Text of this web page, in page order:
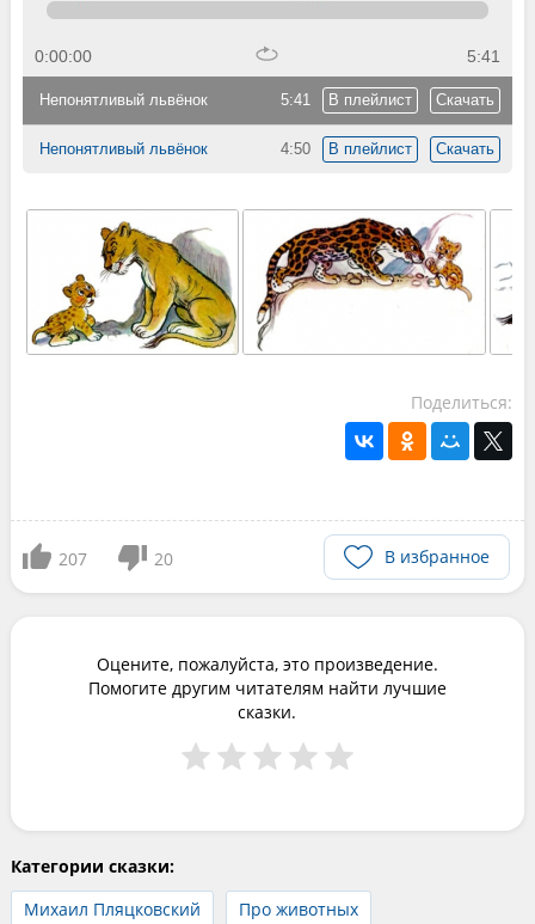
0:00:00 5:41
5:41 В плейлист Скачать
Непонятливый львёнок
4:50 В плейлист Скачать
Непонятливый львёнок
Поделиться:
207 20 В избранное
Оцените, пожалуйста, это произведение.
Помогите другим читателям найти лучшие
сказки.
Категории сказки:
Михаил Пляцковский
Про животных